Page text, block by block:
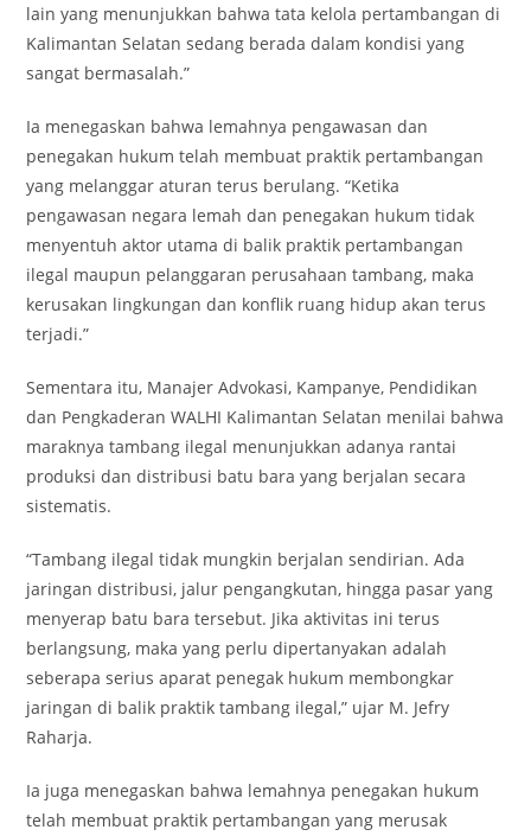
lain yang menunjukkan bahwa tata kelola pertambangan di
Kalimantan Selatan sedang berada dalam kondisi yang
sangat bermasalah.”
Ia menegaskan bahwa lemahnya pengawasan dan
penegakan hukum telah membuat praktik pertambangan
yang melanggar aturan terus berulang. “Ketika
pengawasan negara lemah dan penegakan hukum tidak
menyentuh aktor utama di balik praktik pertambangan
ilegal maupun pelanggaran perusahaan tambang, maka
kerusakan lingkungan dan konflik ruang hidup akan terus
terjadi.”
Sementara itu, Manajer Advokasi, Kampanye, Pendidikan
dan Pengkaderan WALHI Kalimantan Selatan menilai bahwa
maraknya tambang ilegal menunjukkan adanya rantai
produksi dan distribusi batu bara yang berjalan secara
sistematis.
“Tambang ilegal tidak mungkin berjalan sendirian. Ada
jaringan distribusi, jalur pengangkutan, hingga pasar yang
menyerap batu bara tersebut. Jika aktivitas ini terus
berlangsung, maka yang perlu dipertanyakan adalah
seberapa serius aparat penegak hukum membongkar
jaringan di balik praktik tambang ilegal,” ujar M. Jefry
Raharja.
Ia juga menegaskan bahwa lemahnya penegakan hukum
telah membuat praktik pertambangan yang merusak